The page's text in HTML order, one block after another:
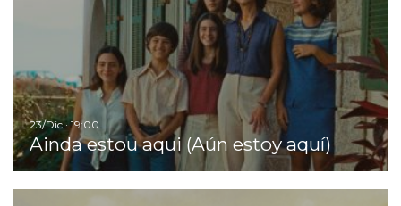
23/Dic · 19:00
Ainda estou aqui (Aún estoy aquí)